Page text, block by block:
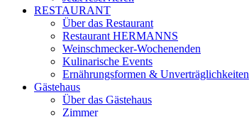
RESTAURANT
Über das Restaurant
Restaurant HERMANNS
Weinschmecker-Wochenenden
Kulinarische Events
Ernährungsformen & Unverträglichkeiten
Gästehaus
Über das Gästehaus
Zimmer